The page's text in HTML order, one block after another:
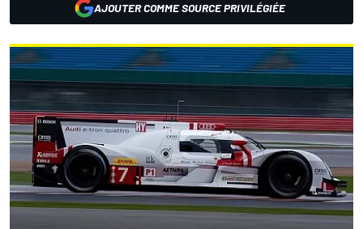
AJOUTER COMME SOURCE PRIVILÉGIÉE